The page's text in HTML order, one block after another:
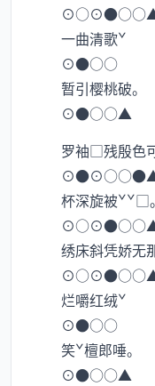
一曲清歌ˇ
⊙●○○
暂引樱桃破。
⊙●○○▲
罗袖□残殷色
杯深旋被ˇˇ□。
绣床斜凭娇无
烂嚼红绒ˇ
⊙●○○
笑ˇ檀郎唾。
⊙●○○▲